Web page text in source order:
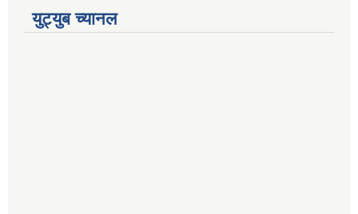
युट्युब च्यानल